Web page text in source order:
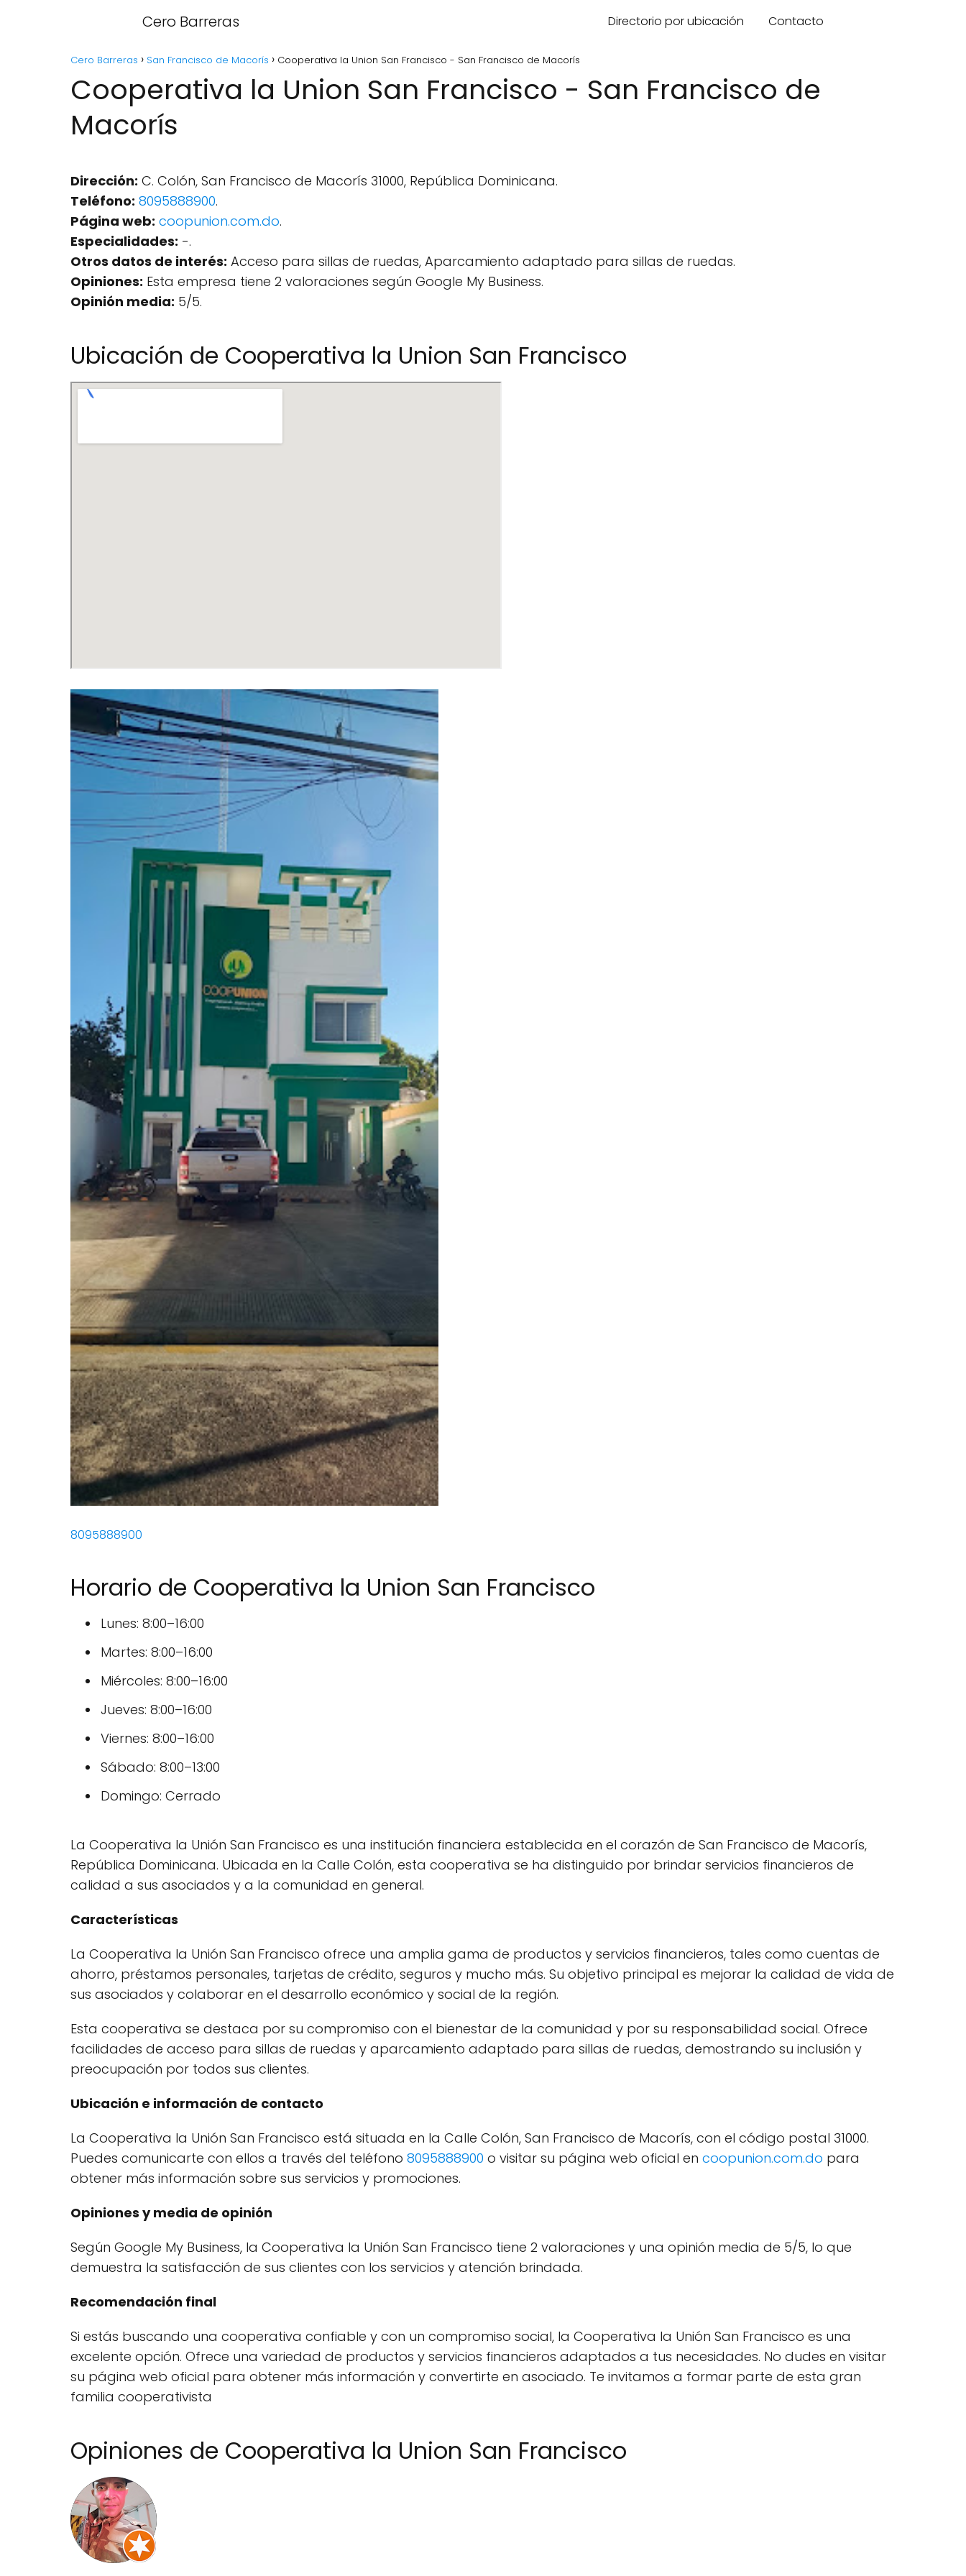
Cero Barreras Directorio por ubicación Contacto
Cero Barreras San Francisco de Macorís Cooperativa la Union San Francisco - San Francisco de Macorís
Cooperativa la Union San Francisco - San Francisco de
Macorís
Dirección: C. Colón, San Francisco de Macorís 31000, República Dominicana.
Teléfono: 8095888900.
Página web: coopunion.com.do.
Especialidades: -.
Otros datos de interés: Acceso para sillas de ruedas, Aparcamiento adaptado para sillas de ruedas.
Opiniones: Esta empresa tiene 2 valoraciones según Google My Business.
Opinión media: 5/5.
Ubicación de Cooperativa la Union San Francisco
8095888900
Horario de Cooperativa la Union San Francisco
Lunes: 8:00–16:00
Martes: 8:00–16:00
Miércoles: 8:00–16:00
Jueves: 8:00–16:00
Viernes: 8:00–16:00
Sábado: 8:00–13:00
Domingo: Cerrado
La Cooperativa la Unión San Francisco es una institución financiera establecida en el corazón de San Francisco de Macorís,
República Dominicana. Ubicada en la Calle Colón, esta cooperativa se ha distinguido por brindar servicios financieros de
calidad a sus asociados y a la comunidad en general.
Características
La Cooperativa la Unión San Francisco ofrece una amplia gama de productos y servicios financieros, tales como cuentas de
ahorro, préstamos personales, tarjetas de crédito, seguros y mucho más. Su objetivo principal es mejorar la calidad de vida de
sus asociados y colaborar en el desarrollo económico y social de la región.
Esta cooperativa se destaca por su compromiso con el bienestar de la comunidad y por su responsabilidad social. Ofrece
facilidades de acceso para sillas de ruedas y aparcamiento adaptado para sillas de ruedas, demostrando su inclusión y
preocupación por todos sus clientes.
Ubicación e información de contacto
La Cooperativa la Unión San Francisco está situada en la Calle Colón, San Francisco de Macorís, con el código postal 31000.
Puedes comunicarte con ellos a través del teléfono 8095888900 o visitar su página web oficial en coopunion.com.do para
obtener más información sobre sus servicios y promociones.
Opiniones y media de opinión
Según Google My Business, la Cooperativa la Unión San Francisco tiene 2 valoraciones y una opinión media de 5/5, lo que
demuestra la satisfacción de sus clientes con los servicios y atención brindada.
Recomendación final
Si estás buscando una cooperativa confiable y con un compromiso social, la Cooperativa la Unión San Francisco es una
excelente opción. Ofrece una variedad de productos y servicios financieros adaptados a tus necesidades. No dudes en visitar
su página web oficial para obtener más información y convertirte en asociado. Te invitamos a formar parte de esta gran
familia cooperativista
Opiniones de Cooperativa la Union San Francisco